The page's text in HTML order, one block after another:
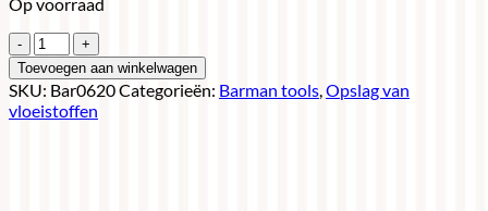
Sprayfles
10
cl
aantal
Toevoegen aan winkelwagen
SKU: Bar0620Categorieën: Barman tools,Opslag van
vloeistoffen